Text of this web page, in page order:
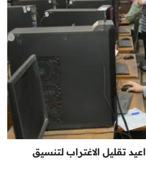
تقليل الاغتراب لتنسيق